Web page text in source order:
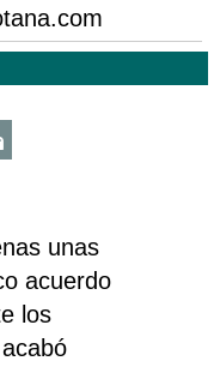
unas
acuerdo
los